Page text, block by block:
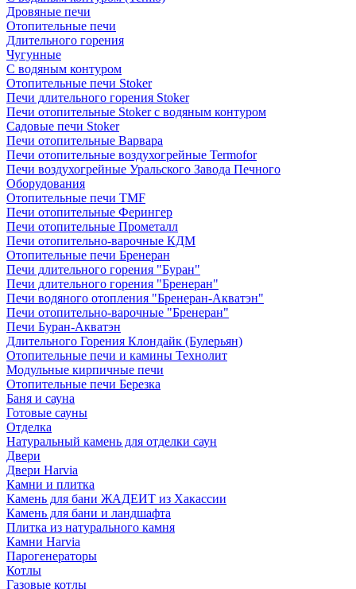
Дровяные печи
Отопительные печи
Длительного горения
Чугунные
C водяным контуром
Отопительные печи Stoker
Печи длительного горения Stoker
Печи отопительные Stoker с водяным контуром
Садовые печи Stoker
Печи отопительные Варвара
Печи отопительные воздухогрейные Termofor
Печи воздухогрейные Уральского Завода Печного
Оборудования
Отопительные печи TMF
Печи отопительные Ферингер
Печи отопительные Прометалл
Печи отопительно-варочные КДМ
Отопительные печи Бренеран
Печи длительного горения "Буран"
Печи длительного горения "Бренеран"
Печи водяного отопления "Бренеран-Акватэн"
Печи отопительно-варочные "Бренеран"
Печи Буран-Акватэн
Длительного Горения Клондайк (Булерьян)
Отопительные печи и камины Технолит
Модульные кирпичные печи
Отопительные печи Березка
Баня и сауна
Готовые сауны
Отделка
Натуральный камень для отделки саун
Двери
Двери Harvia
Камни и плитка
Камень для бани ЖАДЕИТ из Хакассии
Камень для бани и ландшафта
Плитка из натурального камня
Камни Harvia
Парогенераторы
Котлы
Газовые котлы